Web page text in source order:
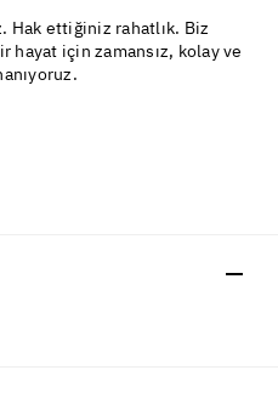
ettiğiniz rahatlık. Biz
hayat için zamansız, kolay ve